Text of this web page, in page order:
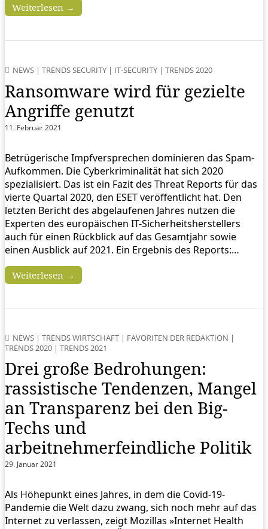
Weiterlesen →
NEWS | TRENDS SECURITY | IT-SECURITY | TRENDS 2020
Ransomware wird für gezielte
Angriffe genutzt
11. Februar 2021
Betrügerische Impfversprechen dominieren das Spam-
Aufkommen. Die Cyberkriminalität hat sich 2020
spezialisiert. Das ist ein Fazit des Threat Reports für das
vierte Quartal 2020, den ESET veröffentlicht hat. Den
letzten Bericht des abgelaufenen Jahres nutzen die
Experten des europäischen IT-Sicherheitsherstellers
auch für einen Rückblick auf das Gesamtjahr sowie
einen Ausblick auf 2021. Ein Ergebnis des Reports:…
Weiterlesen →
NEWS | TRENDS WIRTSCHAFT | FAVORITEN DER REDAKTION |
TRENDS 2020 | TRENDS 2021
Drei große Bedrohungen:
rassistische Tendenzen, Mangel
an Transparenz bei den Big-
Techs und
arbeitnehmerfeindliche Politik
29. Januar 2021
Als Höhepunkt eines Jahres, in dem die Covid-19-
Pandemie die Welt dazu zwang, sich noch mehr auf das
Internet zu verlassen, zeigt Mozillas »Internet Health